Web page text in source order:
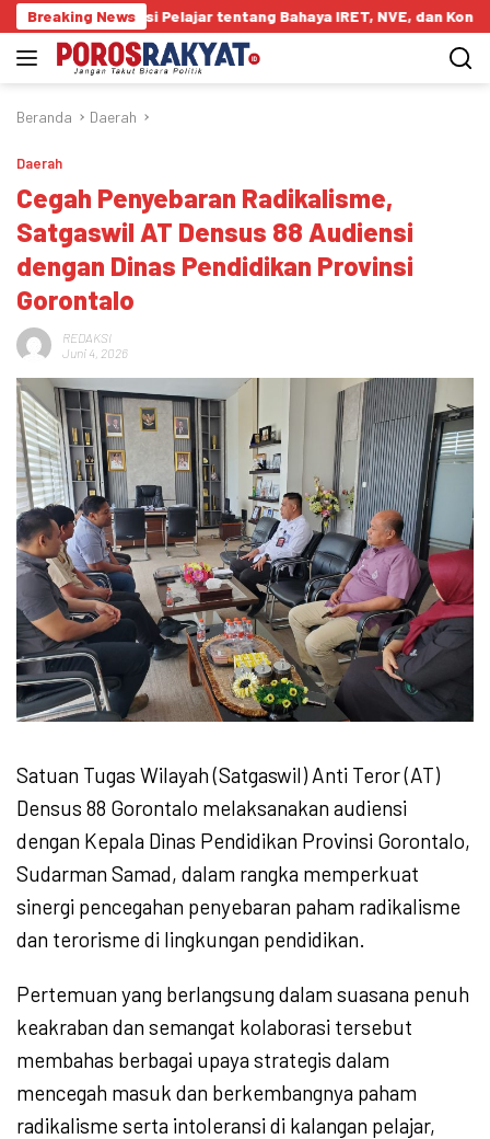
Langsung
ke
konten
Breaking News
Pelajar tentang Bahaya IRET, NVE, dan Konten True Crime
Beranda Daerah
Daerah
Cegah Penyebaran Radikalisme,
Satgaswil AT Densus 88 Audiensi
dengan Dinas Pendidikan Provinsi
Gorontalo
REDAKSI
Juni 4, 2026
Satuan Tugas Wilayah (Satgaswil) Anti Teror (AT)
Densus 88 Gorontalo melaksanakan audiensi
dengan Kepala Dinas Pendidikan Provinsi Gorontalo,
Sudarman Samad, dalam rangka memperkuat
sinergi pencegahan penyebaran paham radikalisme
dan terorisme di lingkungan pendidikan.
Pertemuan yang berlangsung dalam suasana penuh
keakraban dan semangat kolaborasi tersebut
membahas berbagai upaya strategis dalam
mencegah masuk dan berkembangnya paham
radikalisme serta intoleransi di kalangan pelajar,